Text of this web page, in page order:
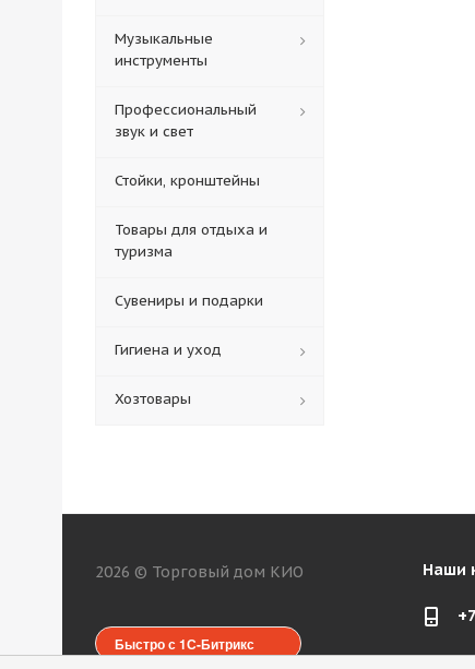
Музыкальные
инструменты
Профессиональный
звук и свет
Стойки, кронштейны
Товары для отдыха и
туризма
Сувениры и подарки
Гигиена и уход
Хозтовары
2026 © Торговый дом КИО
Быстро с 1С-Битрикс
Наши